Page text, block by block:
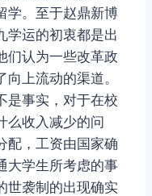
学。至于赵鼎新博
学运的初衷都是出
们认为一些改革政
上流动的渠道。
是事实，对于在校
么收入减少的问
配，工资由国家确
大学生所考虑的事
世袭制的出现确实